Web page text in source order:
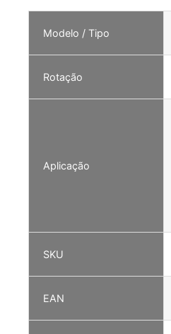
Modelo / Tipo
Rotação
Aplicação
SKU
EAN